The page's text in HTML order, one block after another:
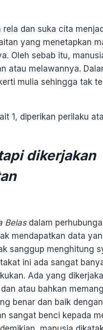
dan suka cita
yang menetapkan
Oleh sebab itu,
atau melawannya.
mulia sehingga tak
1, diperikan perilaku
dikerjakan
Belasdalam
mendapatkan data
sanggup menghitung
ini ada sangat
Ada yang
atau bahkan
benar dan baik
sangat benci kepada